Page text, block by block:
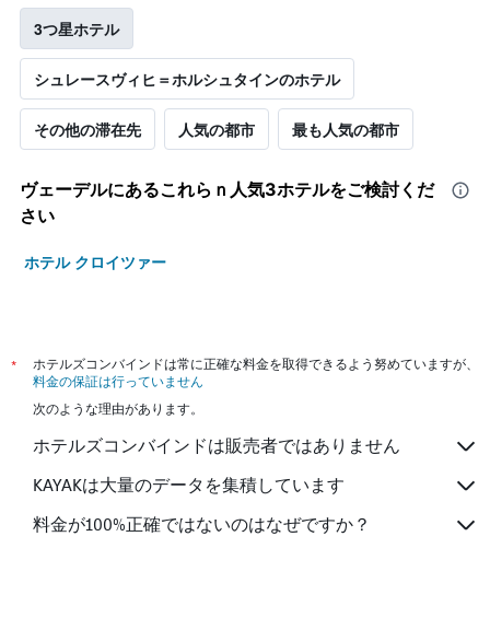
3つ星ホテル
シュレースヴィヒ＝ホルシュタインのホテル
その他の滞在先 人気の都市 最も人気の都市
ヴェーデル​にあるこれらｎ人気3ホテルをご検討くだ
さい
ホテル クロイツァー
*
ホテルズコンバインドは常に正確な料金を取得できるよう努めていますが、
料金の保証は行っていません
次のような理由があります。
ホテルズコンバインドは販売者ではありません
KAYAKは大量のデータを集積しています
料金が100%正確ではないのはなぜですか？